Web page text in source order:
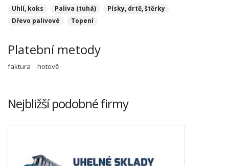
Uhlí, koks Paliva (tuhá)
Písky, drtě, štěrky
Dřevo palivové
Topení
Platební metody
faktura hotově
Nejbližší podobné firmy